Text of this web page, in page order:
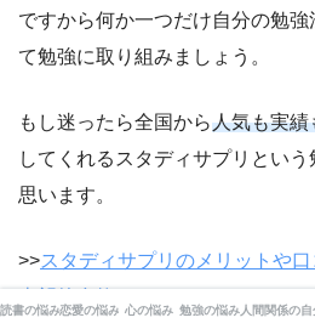
ですから何か一つだけ自分の勉
て勉強に取り組みましょう。
もし迷ったら全国から人気も実績
してくれるスタディサプリとい
思います。
>>スタディサプリのメリットや
読書の悩み恋愛の悩み 心の悩み 勉強の悩み人間関係の悩